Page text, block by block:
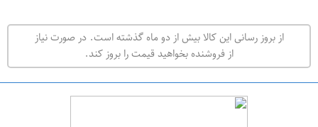
ت
ه
ر
ا
از بروز رسانی این کالا بیش از دو ماه گذشته است. در صورت نیاز
از فروشنده بخواهید قیمت را بروز کند.